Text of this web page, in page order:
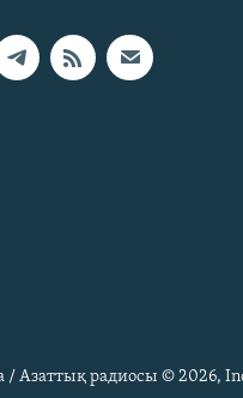
/ Азаттық радиосы © 2026,